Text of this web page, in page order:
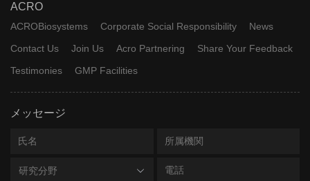
ACRO
ACROBiosystems Corporate Social Responsibility
News
Contact Us
Join Us Acro Partnering
Share Your Feedback
Testimonies
GMP Facilities
メッセージ
研究分野